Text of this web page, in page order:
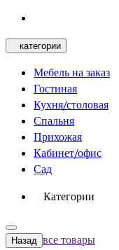
категории
Мебель на заказ
Гостиная
Кухня/столовая
Спальня
Прихожая
Кабинет/офис
Сад
Категории
Назад все товары